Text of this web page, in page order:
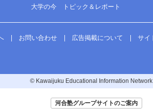
大学の今 トピック＆レポート
お問い合わせ 広告掲載について サイ
© Kawaijuku Educational Information Network
河合塾グループサイトのご案内